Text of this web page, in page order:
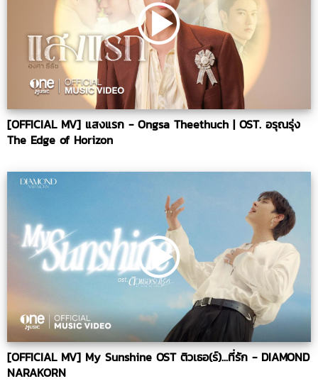
[OFFICIAL MV] แสงแรก - Ongsa Theethuch | OST. อรุณรุ่ง
The Edge of Horizon
[OFFICIAL MV] My Sunshine OST ติวเธอ(ร์)...ที่รัก - DIAMOND
NARAKORN